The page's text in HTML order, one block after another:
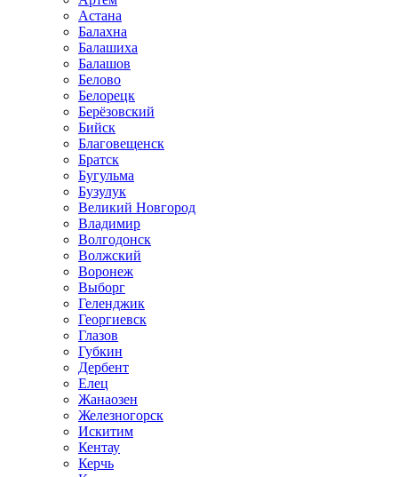
Астана
Балахна
Балашиха
Балашов
Белово
Белорецк
Берёзовский
Бийск
Благовещенск
Братск
Бугульма
Бузулук
Великий Новгород
Владимир
Волгодонск
Волжский
Воронеж
Выборг
Геленджик
Георгиевск
Глазов
Губкин
Дербент
Елец
Жанаозен
Железногорск
Искитим
Кентау
Керчь